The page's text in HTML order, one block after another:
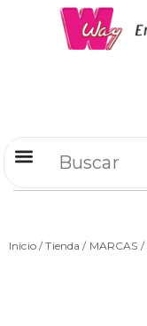
Inicio/Tienda / MARCAS /